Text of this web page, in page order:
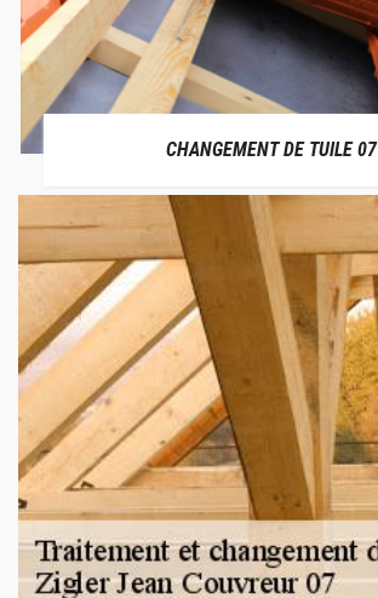
CHANGEMENT DE TUILE 07